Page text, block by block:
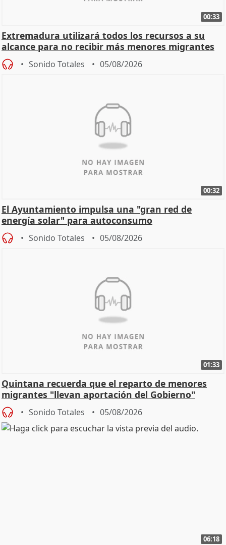
00:33
Extremadura utilizará todos los recursos a su
alcance para no recibir más menores migrantes
Sonido Totales 05/08/2026
00:32
El Ayuntamiento impulsa una "gran red de
energía solar" para autoconsumo
Sonido Totales 05/08/2026
01:33
Quintana recuerda que el reparto de menores
migrantes "llevan aportación del Gobierno"
central
Sonido Totales 05/08/2026
06:18